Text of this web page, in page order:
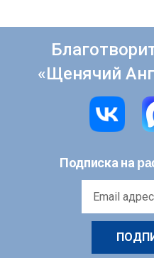
«Щенячий
Подписка на